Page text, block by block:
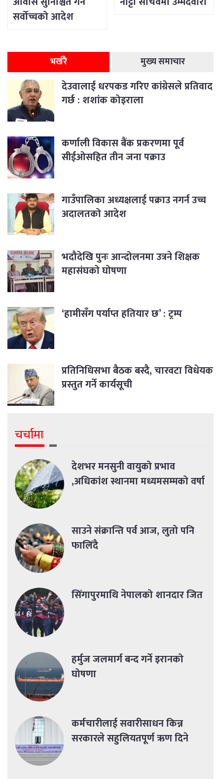
सर्वोच्चको आदेश
भर्खरै मुख्य समाचार
देउवालाई धरपकड गरिए कांग्रेसले प्रतिवाद
गर्छ : शशांक कोइराला
कर्णाली विकास बैंक प्रकरणमा पूर्व
सीईओसहित तीन जना पक्राउ
गाउँपालिका अध्यक्षलाई पक्राउ नगर्न उच्च
अदालतको आदेश
भदौदेखि पुनः आन्दोलनमा उत्रने शिक्षक
महासंघको घोषणा
‘हामीसँग पर्याप्त हतियार छ’ : ट्रम्प
प्रतिनिधिसभा बैठक बस्दै, चारवटा विधेयक
प्रस्तुत गर्ने कार्यसूची
चर्चामा
देशभर मनसुनी वायुको प्रभाव
,अधिकांश स्थानमा मध्यमसम्मको वर्षा
साउने संक्रान्ति पर्व आज, लुतो पनि
फालिँदै
सिंगापुरमाथि नेपालको शानदार जित
हर्मुज जलमार्ग बन्द गर्ने इरानको
घोषणा
कर्मचारीलाई सवारीसाधन किन्न
सरकारले सहुलियतपूर्ण ऋण दिने